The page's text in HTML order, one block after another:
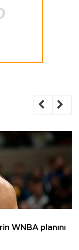
WNBA planını